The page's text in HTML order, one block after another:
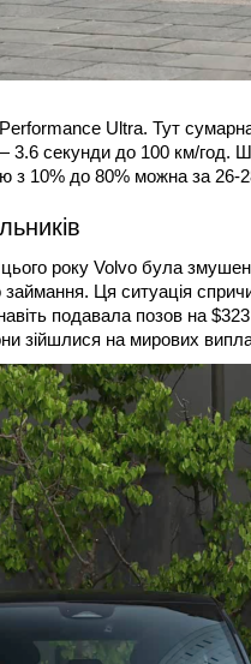
Ultra. Тут
3.6 секунди до 100 км/год.
з 10% до 80% можна за 26-
року Volvo була
Ця ситуація
подавала позов на
зійшлися на мирових